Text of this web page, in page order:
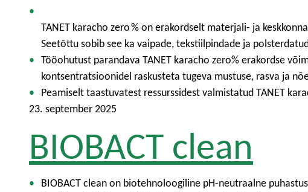
TANET karacho zero % on erakordselt materjali- ja
Seetõttu sobib see ka vaipade, tekstiilpindade ja
Tööohutust parandava TANET karacho zero% erakordse
kontsentratsioonidel raskusteta tugeva mustuse, rasva ja
Peamiselt taastuvatest ressurssidest valmistatud TANET
23. september 2025
BIOBACT clean
BIOBACT clean on biotehnoloogiline pH-neutraalne